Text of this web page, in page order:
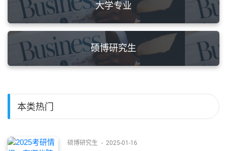
大学专业
硕博研究生
本类热门
硕博研究生 - 2025-01-16